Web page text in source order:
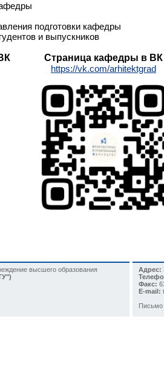
подготовки кафедры
и выпускников
Страница кафедры в ВК
https://vk.com/arhitektgrad
высшего образования
Адрес:
Факс:
E-mail:
Письмо